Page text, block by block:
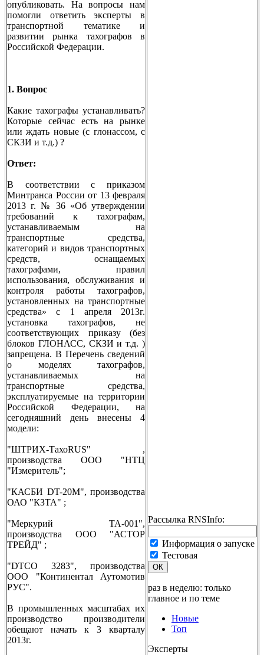
опубликовать. На вопросы нам
помогли ответить эксперты в
транспортной тематике и
развитии рынка тахографов в
Российской Федерации.
1. Вопрос
Какие тахографы устанавливать?
Которые сейчас есть на рынке
или ждать новые (с глонассом, с
СКЗИ и т.д.) ?
Ответ:
В соответствии с приказом
Минтранса России от 13 февраля
2013 г. № 36 «Об утверждении
требований к тахографам,
устанавливаемым на
транспортные средства,
категорий и видов транспортных
средств, оснащаемых
тахографами, правил
использования, обслуживания и
контроля работы тахографов,
установленных на транспортные
средства» с 1 апреля 2013г.
установка тахографов, не
соответствующих приказу (без
блоков ГЛОНАСС, СКЗИ и т.д. )
запрещена. В Перечень сведений
о моделях тахографов,
устанавливаемых на
транспортные средства,
эксплуатируемые на территории
Российской Федерации, на
сегодняшний день внесены 4
модели:
"ШТРИХ-ТахоRUS" ,
производства ООО "НТЦ
"Измеритель";
"КАСБИ DT-20M", производства
ОАО "КЗТА" ;
"Меркурий ТА-001",
производства ООО "АСТОР
ТРЕЙД" ;
"DTCO 3283", производства
ООО "Континентал Аутомотив
РУС".
В промышленных масштабах их
производство производители
обещают начать к 3 кварталу
2013г.
Рассылка RNSInfo:
Информация о запуске
Тестовая
ОК
раз в неделю: только
главное и по теме
Новые
Топ
Эксперты